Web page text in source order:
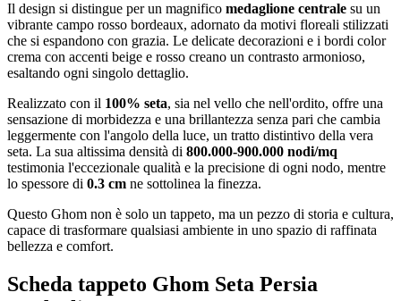
Il design si distingue per un magnifico medaglione centrale su un
vibrante campo rosso bordeaux, adornato da motivi floreali stilizzati
che si espandono con grazia. Le delicate decorazioni e i bordi color
crema con accenti beige e rosso creano un contrasto armonioso,
esaltando ogni singolo dettaglio.
Realizzato con il 100% seta, sia nel vello che nell'ordito, offre una
sensazione di morbidezza e una brillantezza senza pari che cambia
leggermente con l'angolo della luce, un tratto distintivo della vera
seta. La sua altissima densità di 800.000-900.000 nodi/mq
testimonia l'eccezionale qualità e la precisione di ogni nodo, mentre
lo spessore di 0.3 cm ne sottolinea la finezza.
Questo Ghom non è solo un tappeto, ma un pezzo di storia e cultura,
capace di trasformare qualsiasi ambiente in uno spazio di raffinata
bellezza e comfort.
Scheda tappeto Ghom Seta Persia